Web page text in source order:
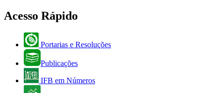
Acesso Rápido
Portarias e Resoluções
Publicações
IFB em Números